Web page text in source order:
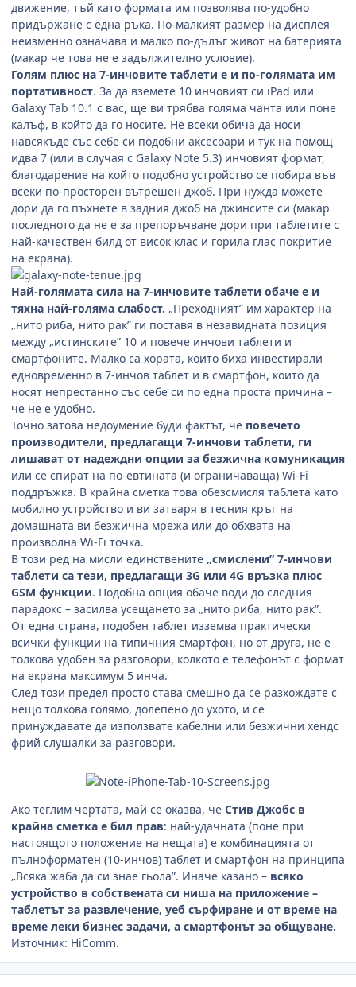
движение, тъй като формата им позволява по-удобно
придържане с една ръка. По-малкият размер на дисплея
неизменно означава и малко по-дълъг живот на батерията
(макар че това не е задължително условие).
Голям плюс на 7-инчовите таблети е и по-голямата им
портативност. За да вземете 10 инчовият си iPad или
Galaxy Tab 10.1 с вас, ще ви трябва голяма чанта или поне
калъф, в който да го носите. Не всеки обича да носи
навсякъде със себе си подобни аксесоари и тук на помощ
идва 7 (или в случая с Galaxy Note 5.3) инчовият формат,
благодарение на който подобно устройство се побира във
всеки по-просторен вътрешен джоб. При нужда можете
дори да го пъхнете в задния джоб на джинсите си (макар
последното да не е за препоръчване дори при таблетите с
най-качествен билд от висок клас и горила глас покритие
на екрана).
Най-голямата сила на 7-инчовите таблети обаче е и
тяхна най-голяма слабост. „Преходният” им характер на
„нито риба, нито рак” ги поставя в незавидната позиция
между „истинските” 10 и повече инчови таблети и
смартфоните. Малко са хората, които биха инвестирали
едновременно в 7-инчов таблет и в смартфон, които да
носят непрестанно със себе си по една проста причина –
че не е удобно.
Точно затова недоумение буди фактът, че повечето
производители, предлагащи 7-инчови таблети, ги
лишават от надеждни опции за безжична комуникация
или се спират на по-евтината (и ограничаваща) Wi-Fi
поддръжка. В крайна сметка това обезсмисля таблета като
мобилно устройство и ви затваря в тесния кръг на
домашната ви безжична мрежа или до обхвата на
произволна Wi-Fi точка.
В този ред на мисли единствените „смислени” 7-инчови
таблети са тези, предлагащи 3G или 4G връзка плюс
GSM функции. Подобна опция обаче води до следния
парадокс – засилва усещането за „нито риба, нито рак”.
От една страна, подобен таблет изземва практически
всички функции на типичния смартфон, но от друга, не е
толкова удобен за разговори, колкото е телефонът с формат
на екрана максимум 5 инча.
След този предел просто става смешно да се разхождате с
нещо толкова голямо, долепено до ухото, и се
принуждавате да използвате кабелни или безжични хендс
фрий слушалки за разговори.
Ако теглим чертата, май се оказва, че Стив Джобс в
крайна сметка е бил прав: най-удачната (поне при
настоящото положение на нещата) е комбинацията от
пълноформатен (10-инчов) таблет и смартфон на принципа
„Всяка жаба да си знае гьола”. Иначе казано – всяко
устройство в собствената си ниша на приложение –
таблетът за развлечение, уеб сърфиране и от време на
време леки бизнес задачи, а смартфонът за общуване.
Източник: HiComm.